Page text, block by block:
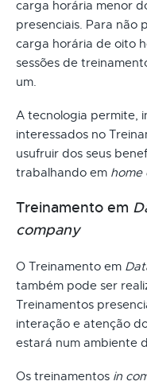
carga horária menor
presenciais. Para não
carga horária de oito
sessões de
um.
A tecnologia permite,
interessados no
usufruir dos seus
trabalhando em home
Treinamento em
company
O Treinamento em
também pode ser
Treinamentos
interação e atenção
estará num ambiente
Os treinamentos in